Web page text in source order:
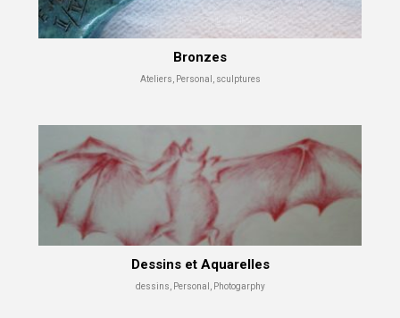
Bronzes
Ateliers, Personal, sculptures
Dessins et Aquarelles
dessins, Personal, Photogarphy